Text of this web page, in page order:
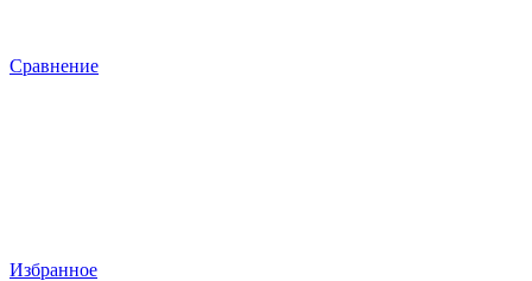
Сравнение
Избранное